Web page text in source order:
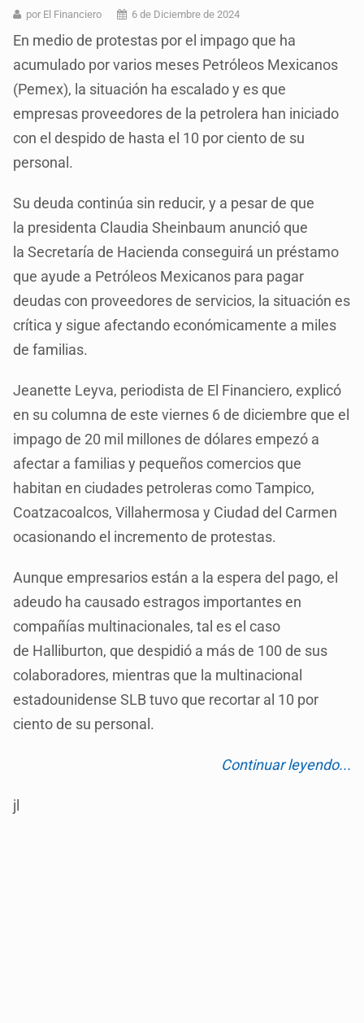
por El Financiero 6 de Diciembre de 2024
En medio de protestas por el impago que ha
acumulado por varios meses Petróleos Mexicanos
(Pemex), la situación ha escalado y es que
empresas proveedores de la petrolera han iniciado
con el despido de hasta el 10 por ciento de su
personal.
Su deuda continúa sin reducir, y a pesar de que
la presidenta Claudia Sheinbaum anunció que
la Secretaría de Hacienda conseguirá un préstamo
que ayude a Petróleos Mexicanos para pagar
deudas con proveedores de servicios, la situación es
crítica y sigue afectando económicamente a miles
de familias.
Jeanette Leyva, periodista de El Financiero, explicó
en su columna de este viernes 6 de diciembre que el
impago de 20 mil millones de dólares empezó a
afectar a familias y pequeños comercios que
habitan en ciudades petroleras como Tampico,
Coatzacoalcos, Villahermosa y Ciudad del Carmen
ocasionando el incremento de protestas.
Aunque empresarios están a la espera del pago, el
adeudo ha causado estragos importantes en
compañías multinacionales, tal es el caso
de Halliburton, que despidió a más de 100 de sus
colaboradores, mientras que la multinacional
estadounidense SLB tuvo que recortar al 10 por
ciento de su personal.
Continuar leyendo...
jl